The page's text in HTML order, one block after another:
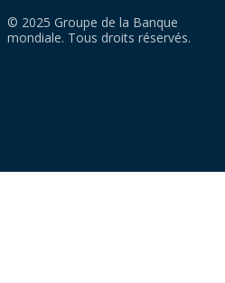
© 2025 Groupe de la Banque
mondiale. Tous droits réservés.